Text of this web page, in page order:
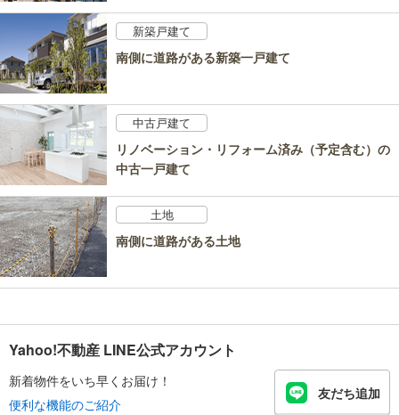
新築戸建て
南側に道路がある新築一戸建て
中古戸建て
リノベーション・リフォーム済み（予定含む）の
中古一戸建て
土地
南側に道路がある土地
Yahoo!不動産 LINE公式アカウント
新着物件をいち早くお届け！
便利な機能のご紹介
友だち追加